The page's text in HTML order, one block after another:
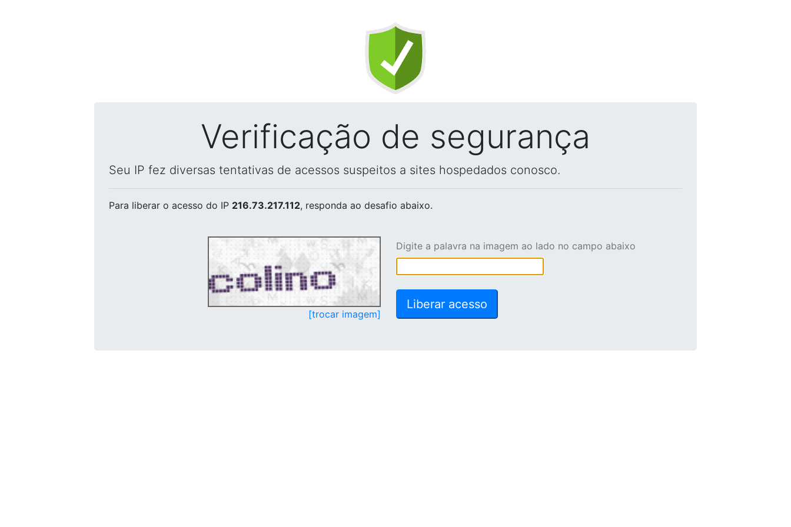
Verificação de segurança
Seu IP fez diversas tentativas de acessos suspeitos a sites hospedados conosco.
Para liberar o acesso do IP 216.73.217.112, responda ao desafio abaixo.
[trocar imagem]
Digite a palavra na imagem ao lado no campo abaixo